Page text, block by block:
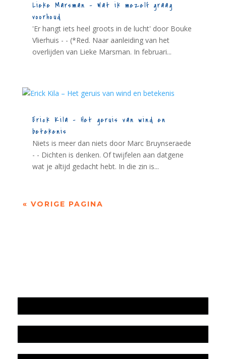
Lieke Marsman – Wat ik mezelf graag
voorhoud
'Er hangt iets heel groots in de lucht' door Bouke
Vlierhuis - - (*Red. Naar aanleiding van het
overlijden van Lieke Marsman. In februari...
Erick Kila – Het geruis van wind en
betekenis
Niets is meer dan niets door Marc Bruynseraede
- - Dichten is denken. Of twijfelen aan datgene
wat je altijd gedacht hebt. In die zin is...
« VORIGE PAGINA